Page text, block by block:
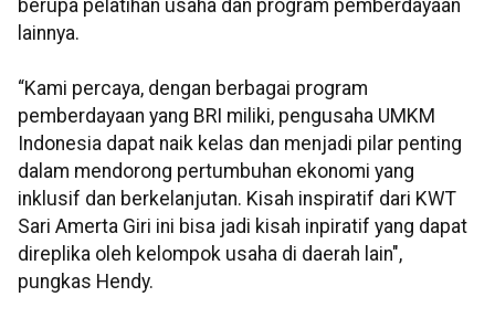
berupa pelatihan usaha dan program pemberdayaan
lainnya.
“Kami percaya, dengan berbagai program
pemberdayaan yang BRI miliki, pengusaha UMKM
Indonesia dapat naik kelas dan menjadi pilar penting
dalam mendorong pertumbuhan ekonomi yang
inklusif dan berkelanjutan. Kisah inspiratif dari KWT
Sari Amerta Giri ini bisa jadi kisah inpiratif yang dapat
direplika oleh kelompok usaha di daerah lain",
pungkas Hendy.